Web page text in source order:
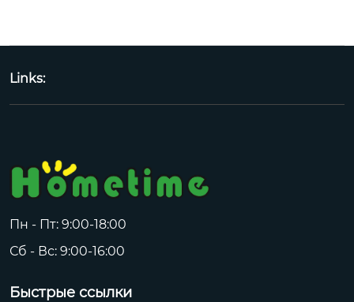
Links:
Пн - Пт: 9:00-18:00
Сб - Вс: 9:00-16:00
Быстрые ссылки